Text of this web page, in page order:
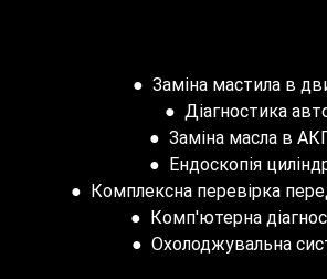
● Заміна мастила в
● Діагностика
● Заміна масла в
● Ендоскопія
● Комплексна перевірка
● Комп'ютерна
● Охолоджувальна